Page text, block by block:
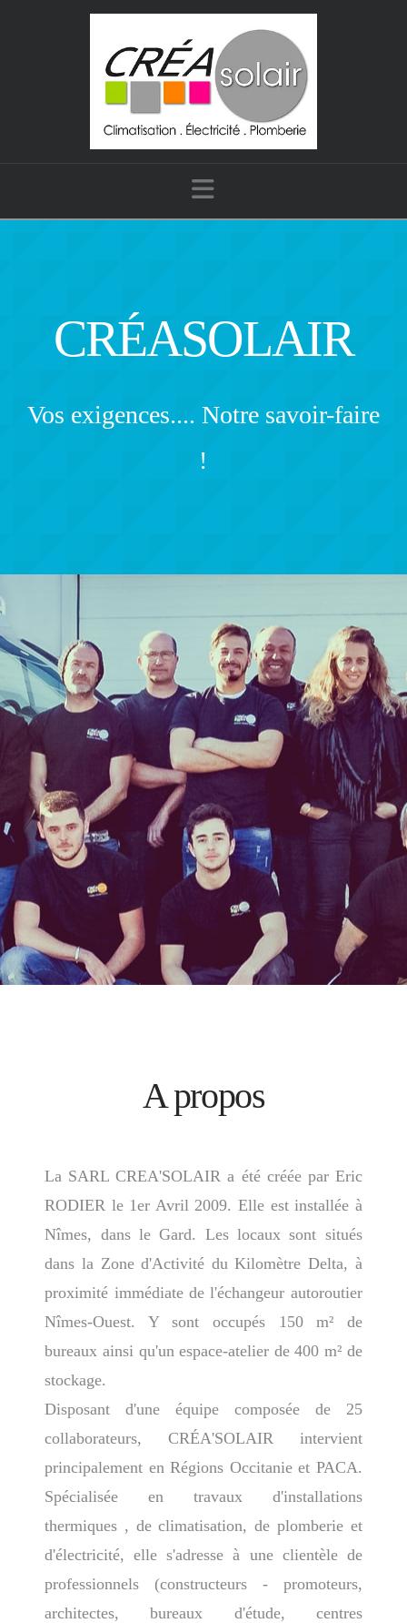
Navigation
CRÉASOLAIR
Vos exigences.... Notre savoir-faire
!
A propos
La SARL CREA'SOLAIR a été créée par Eric
RODIER le 1er Avril 2009. Elle est installée à
Nîmes, dans le Gard. Les locaux sont situés
dans la Zone d'Activité du Kilomètre Delta, à
proximité immédiate de l'échangeur autoroutier
Nîmes-Ouest. Y sont occupés 150 m² de
bureaux ainsi qu'un espace-atelier de 400 m² de
stockage.
Disposant d'une équipe composée de 25
collaborateurs, CRÉA'SOLAIR intervient
principalement en Régions Occitanie et PACA.
Spécialisée en travaux d'installations
thermiques , de climatisation, de plomberie et
d'électricité, elle s'adresse à une clientèle de
professionnels (constructeurs - promoteurs,
architectes, bureaux d'étude, centres